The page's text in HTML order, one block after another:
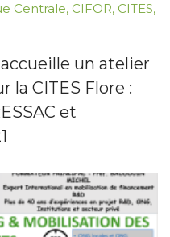
Centrale, CIFOR, CITES,
un atelier
la CITES Flore :
et